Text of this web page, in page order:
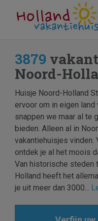
3879
Noord-
Huisje Noord-Holland
ervoor om in eigen
snappen we maar al te
bieden. Alleen al in
vakantiehuisjes vinden.
ontdek je al het moois
Van historische steden
Holland heeft het
je uit meer dan 3000...